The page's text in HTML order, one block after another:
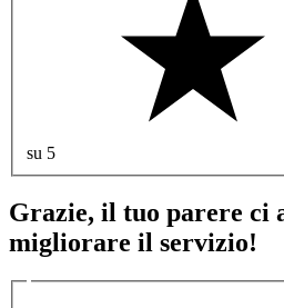
su 5
Grazie, il tuo parere ci
migliorare il servizio!